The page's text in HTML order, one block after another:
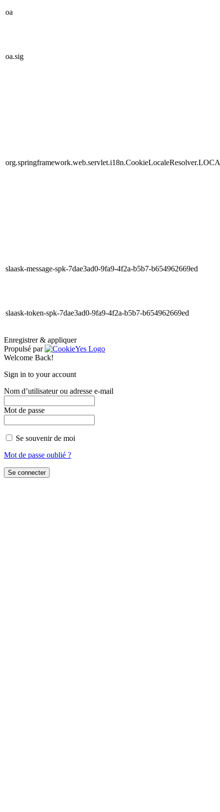
oa
oa.sig
slaask-message-spk-7dae3ad0-9fa9-4f2a-b5b7-b654962669ed
slaask-token-spk-7dae3ad0-9fa9-4f2a-b5b7-b654962669ed
Enregistrer & appliquer
Propulsé par
Welcome Back!
Sign in to your account
Nom d’utilisateur ou adresse e-mail
Mot de passe
Se souvenir de moi
Mot de passe oublié ?